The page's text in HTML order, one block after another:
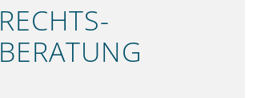
RECHTS­
BERATUNG